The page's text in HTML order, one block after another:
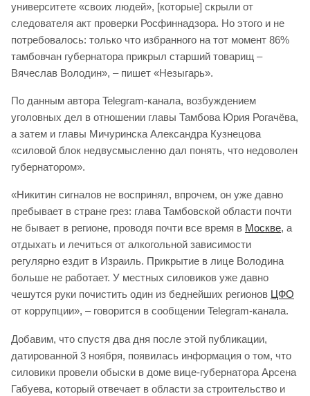
университете «своих людей», [которые] скрыли от
следователя акт проверки Росфиннадзора. Но этого и не
потребовалось: только что избранного на тот момент 86%
тамбовчан губернатора прикрыл старший товарищ –
Вячеслав Володин», – пишет «Незыгарь».
По данным автора Telegram-канала, возбуждением
уголовных дел в отношении главы Тамбова Юрия Рогачёва,
а затем и главы Мичуринска Александра Кузнецова
«силовой блок недвусмысленно дал понять, что недоволен
губернатором».
«Никитин сигналов не воспринял, впрочем, он уже давно
пребывает в стране грез: глава Тамбовской области почти
не бывает в регионе, проводя почти все время в Москве, а
отдыхать и лечиться от алкогольной зависимости
регулярно ездит в Израиль. Прикрытие в лице Володина
больше не работает. У местных силовиков уже давно
чешутся руки почистить один из беднейших регионов ЦФО
от коррупции», – говорится в сообщении Telegram-канала.
Добавим, что спустя два дня после этой публикации,
датированной 3 ноября, появилась информация о том, что
силовики провели обыски в доме вице-губернатора Арсена
Габуева, который отвечает в области за строительство и